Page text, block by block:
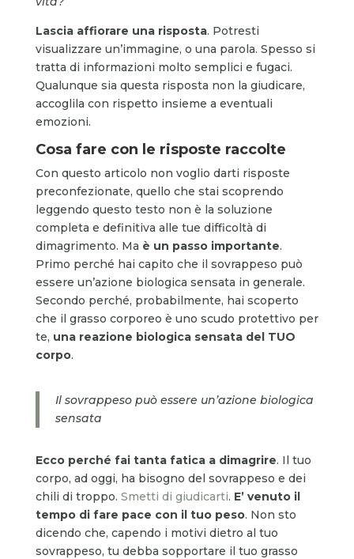
Lascia affiorare una risposta. Potresti
visualizzare un’immagine, o una parola. Spesso si
tratta di informazioni molto semplici e fugaci.
Qualunque sia questa risposta non la giudicare,
accoglila con rispetto insieme a eventuali
emozioni.
Cosa fare con le risposte raccolte
Con questo articolo non voglio darti risposte
preconfezionate, quello che stai scoprendo
leggendo questo testo non è la soluzione
completa e definitiva alle tue difficoltà di
dimagrimento. Ma è un passo importante.
Primo perché hai capito che il sovrappeso può
essere un’azione biologica sensata in generale.
Secondo perché, probabilmente, hai scoperto
che il grasso corporeo è uno scudo protettivo per
te, una reazione biologica sensata del TUO
corpo.
Il sovrappeso può essere un’azione biologica
sensata
Ecco perché fai tanta fatica a dimagrire. Il tuo
corpo, ad oggi, ha bisogno del sovrappeso e dei
chili di troppo. Smetti di giudicarti. E’ venuto il
tempo di fare pace con il tuo peso. Non sto
dicendo che, capendo i motivi dietro al tuo
sovrappeso, tu debba sopportare il tuo grasso